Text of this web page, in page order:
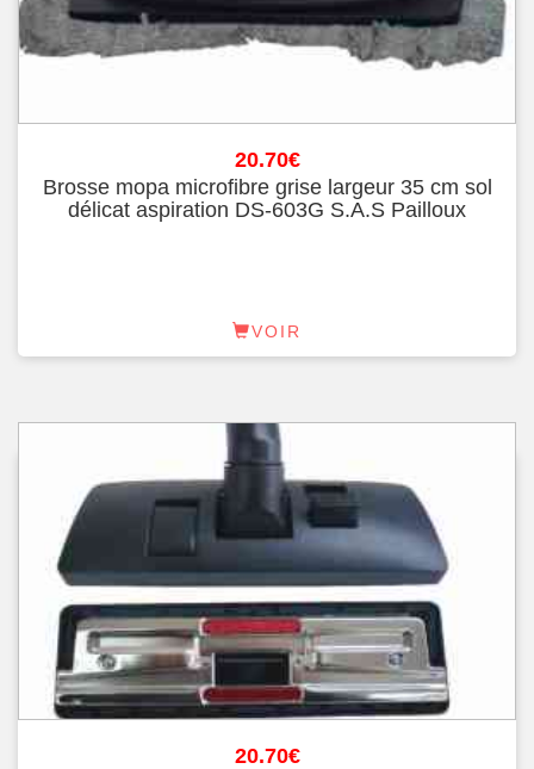
20.70€
Brosse mopa microfibre grise largeur 35 cm sol
délicat aspiration DS-603G S.A.S Pailloux
VOIR
20.70€